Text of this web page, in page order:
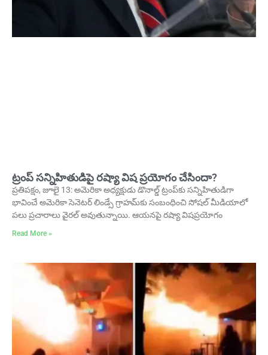
ట్రంప్ సన్నిహితుడిపై రష్యా విష ప్రయోగం చేసిందా?
ప్రతిపక్షం, జూలై 13: అమెరికా అధ్యక్షుడు డొనాల్డ్ ట్రంప్‌కు సన్నిహితుడిగా
భావించే అమెరికా సెనెటర్ లిండ్సే గ్రాహమ్‌కు సంబంధించి సోషల్ మీడియాలో
పలు ప్రచారాలు వైరల్ అవుతున్నాయి. ఆయనపై రష్యా విషప్రయోగం
Read More »